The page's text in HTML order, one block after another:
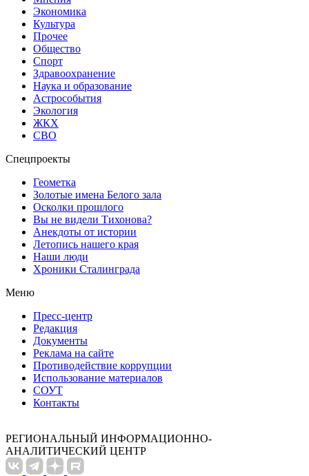
Экономика
Культура
Прочее
Общество
Спорт
Здравоохранение
Наука и образование
Астрособытия
Экология
ЖКХ
СВО
Спецпроекты
Геометка
Золотые имена Белого зала
Осколки прошлого
Вы не видели Тихонова?
Анекдоты от истории
Летопись нашего края
Наши люди
Хроники Сталинграда
Меню
Пресс-центр
Редакция
Документы
Реклама на сайте
Противодействие коррупции
Использование материалов
СОУТ
Контакты
РЕГИОНАЛЬНЫЙ ИНФОРМАЦИОННО-
АНАЛИТИЧЕСКИЙ ЦЕНТР